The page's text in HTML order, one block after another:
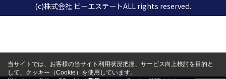
(c)株式会社 ビーエステートALL rights reserved.
当サイトでは、お客様の当サイト利用状況把握、サービス向上検討を目的と
して、クッキー（Cookie）を使用しています。